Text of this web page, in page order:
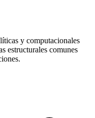
y computacionales
estructurales comunes